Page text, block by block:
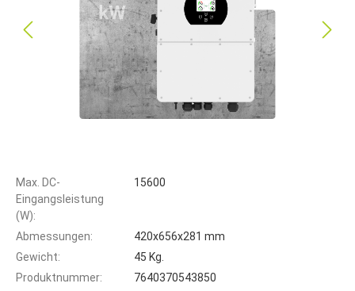
Max. DC-
Eingangsleistung
(W):
15600
Abmessungen:
420x656x281 mm
Gewicht:
45 Kg.
Produktnummer:
7640370543850